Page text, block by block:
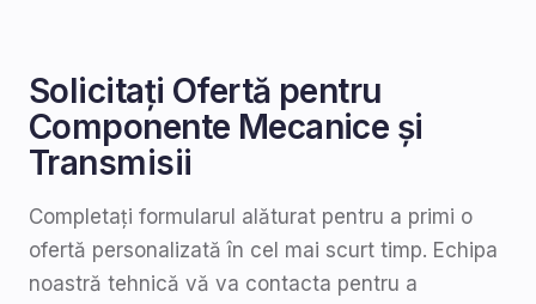
Solicitați Ofertă pentru
Componente Mecanice și
Transmisii
Completați formularul alăturat pentru a primi o
ofertă personalizată în cel mai scurt timp. Echipa
noastră tehnică vă va contacta pentru a